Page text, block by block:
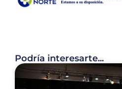
Podría interesarte...